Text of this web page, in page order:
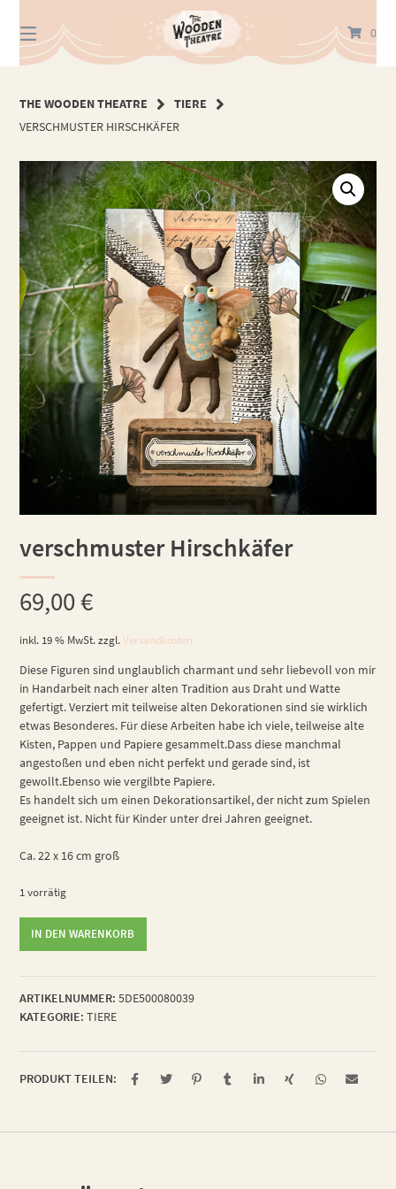
zum
Inhalt
0
THE WOODEN THEATRE
TIERE
VERSCHMUSTER HIRSCHKÄFER
verschmuster Hirschkäfer
69,00€
inkl. 19 % MwSt. zzgl.Versandkosten
Diese Figuren sind unglaublich charmant und sehr liebevoll von mir
in Handarbeit nach einer alten Tradition aus Draht und Watte
gefertigt. Verziert mit teilweise alten Dekorationen sind sie wirklich
etwas Besonderes. Für diese Arbeiten habe ich viele, teilweise alte
Kisten, Pappen und Papiere gesammelt.Dass diese manchmal
angestoßen und eben nicht perfekt und gerade sind, ist
gewollt.Ebenso wie vergilbte Papiere.
Es handelt sich um einen Dekorationsartikel, der nicht zum Spielen
geeignet ist. Nicht für Kinder unter drei Jahren geeignet.
Ca. 22 x 16 cm groß
1 vorrätig
IN DEN WARENKORB
ARTIKELNUMMER: 5DE500080039
KATEGORIE: TIERE
PRODUKT TEILEN: